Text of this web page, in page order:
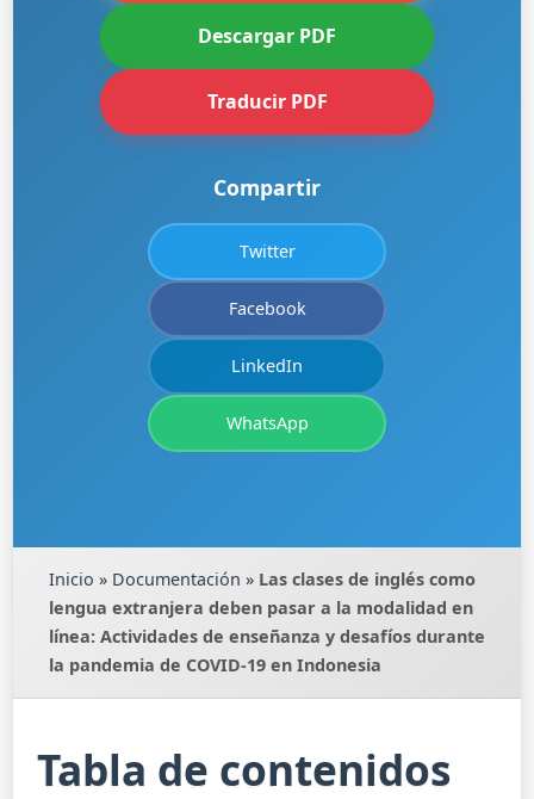
Descargar PDF
Traducir PDF
Compartir
Twitter
Facebook
LinkedIn
WhatsApp
Inicio » Documentación » Las clases de inglés como
lengua extranjera deben pasar a la modalidad en
línea: Actividades de enseñanza y desafíos durante
la pandemia de COVID-19 en Indonesia
Tabla de contenidos